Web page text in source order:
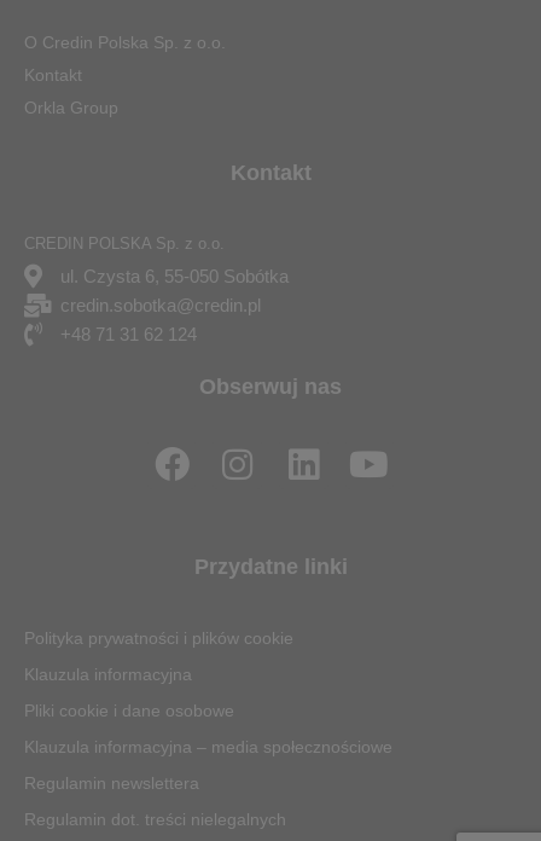
O Credin Polska Sp. z o.o.
Kontakt
Orkla Group
Kontakt
CREDIN POLSKA Sp. z o.o.
ul. Czysta 6, 55-050 Sobótka
credin.sobotka@credin.pl
+48 71 31 62 124
Obserwuj nas
F
a
o
o
k
I
n
t
g
m
L
i
k
Y
Przydatne linki
Polityka prywatności i plików cookie
Klauzula informacyjna
Pliki cookie i dane osobowe
Klauzula informacyjna – media społecznościowe
Regulamin newslettera
Regulamin dot. treści nielegalnych